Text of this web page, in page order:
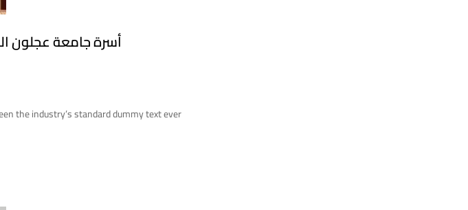
أسرة جامعة عجلون
the industry’s standard dummy text ever